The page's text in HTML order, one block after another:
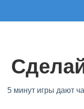
5 минут игры дают